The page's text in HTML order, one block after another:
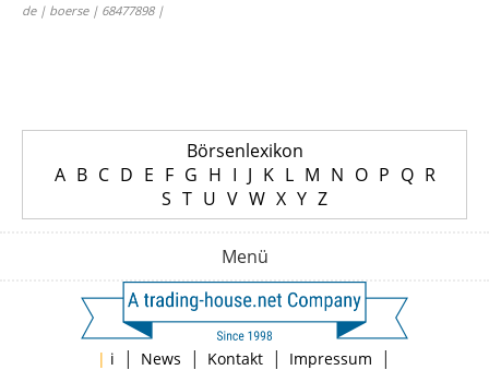
de | boerse | 68477898 |
Börsenlexikon
A B C D E F G H I J K L M N O P Q R
S T U V W X Y Z
Menü
| i | News | Kontakt | Impressum
|